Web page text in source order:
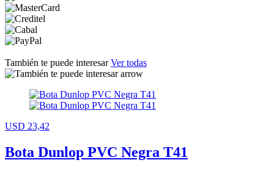
También te puede interesarVer todas
USD 23,42
Bota Dunlop PVC Negra T41